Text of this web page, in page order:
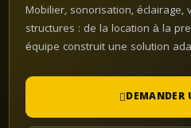
Mobilier, sonorisation, éclairage,
structures : de la location à la
équipe construit une solution
DEMANDER